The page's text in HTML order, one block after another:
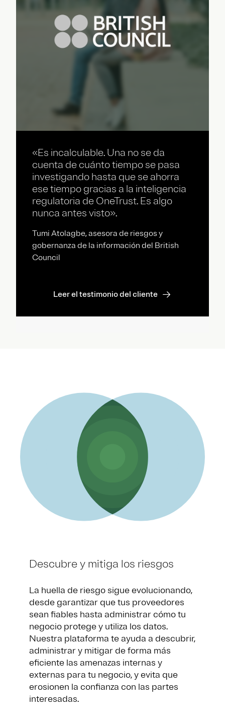
«Es incalculable. Una no se da
cuenta de cuánto tiempo se pasa
investigando hasta que se ahorra
ese tiempo gracias a la inteligencia
regulatoria de OneTrust. Es algo
nunca antes visto».
Tumi Atolagbe, asesora de riesgos y
gobernanza de la información del British
Council
Leer el testimonio del cliente
Descubre y mitiga los riesgos
La huella de riesgo sigue evolucionando,
desde garantizar que tus proveedores
sean fiables hasta administrar cómo tu
negocio protege y utiliza los datos.
Nuestra plataforma te ayuda a descubrir,
administrar y mitigar de forma más
eficiente las amenazas internas y
externas para tu negocio, y evita que
erosionen la confianza con las partes
interesadas.